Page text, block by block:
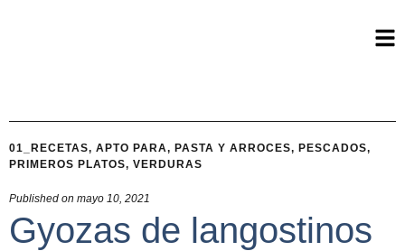
01_RECETAS, APTO PARA, PASTA Y ARROCES, PESCADOS,
PRIMEROS PLATOS, VERDURAS
Published on mayo 10, 2021
Gyozas de langostinos